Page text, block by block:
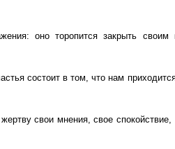
оно торопится закрыть своим
состоит в том, что нам
свои мнения, свое